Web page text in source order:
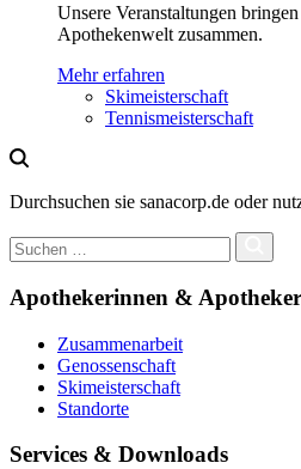
Unsere Veranstaltungen
Apothekenwelt zusammen.
Mehr erfahren
Skimeisterschaft
Tennismeisterschaft
Durchsuchen sie sanacorp.de oder
Apothekerinnen & Apotheker
Zusammenarbeit
Genossenschaft
Skimeisterschaft
Standorte
Services & Downloads